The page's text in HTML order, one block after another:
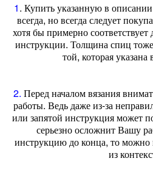
1. Купить указанную в
всегда, но всегда следует
хотя бы примерно
инструкции. Толщина спиц
той, которая
2. Перед началом вязания
работы. Ведь даже из-за
или запятой инструкция может
серьезно осложнит Вашу
инструкцию до конца, то
из